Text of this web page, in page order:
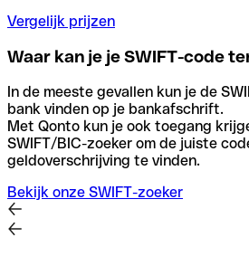
Vergelijk prijzen
Waar kan je je SWIFT-code
In de meeste gevallen kun je de
bank vinden op je bankafschrift.
Met Qonto kun je ook toegang
SWIFT/BIC-zoeker om de juiste
geldoverschrijving te vinden.
Bekijk onze SWIFT-zoeker